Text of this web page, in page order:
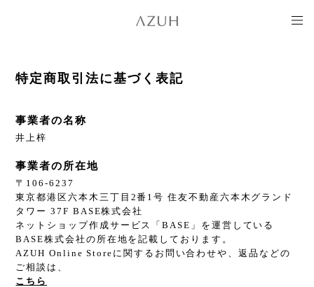
特定商取引法に基づく表記
事業者の名称
井上梓
事業者の所在地
〒106-6237
東京都港区六本木三丁目2番1号 住友不動産六本木グランド
タワー 37F BASE株式会社
ネットショップ作成サービス「BASE」を運営している
BASE株式会社の所在地を記載しております。
AZUH Online Storeに関するお問い合わせや、返品などの
ご相談は、
こちら